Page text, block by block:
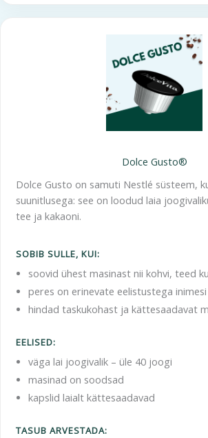
Dolce Gusto®
Dolce Gusto on samuti Nestlé süsteem,
suunitlusega: see on loodud laia
tee ja kakaoni.
SOBIB SULLE, KUI:
soovid ühest masinast nii kohvi, teed
peres on erinevate eelistustega inimesi
hindad taskukohast ja kättesaadavat
EELISED:
väga lai joogivalik – üle 40 joogi
masinad on soodsad
kapslid laialt kättesaadavad
TASUB ARVESTADA: